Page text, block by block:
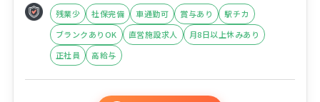
残業少 社保完備 車通勤可 賞与あり
駅チカ
ブランクありOK
直営施設求人
月8日以上休みあり
正社員
高給与